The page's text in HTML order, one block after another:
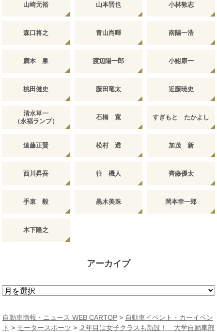
山崎元裕 山本晋也 小林敦志
森口将之 青山尚暉 南陽一浩
廣本 泉 渡辺陽一郎 小鮒康一
桃田健史 藤田竜太 近藤暁史
清水草一
（永福ランプ）
石橋 寛 すぎもと たかよし
遠藤正賢 松村 透 加茂 新
西川昇吾 往 機人 齊藤優太
手束 毅 黒木美珠 岡本幸一郎
木下隆之
アーカイブ
ア
カ
イ
自動車情報・ニュース WEB CARTOP > 自動車イベント・カーイベン
ト > モータースポーツ > ２年目は女子クラスも新設！ 大学自動車部